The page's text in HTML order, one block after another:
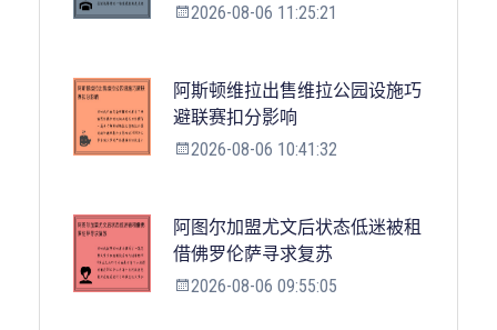
2026-08-06 11:25:21
阿斯顿维拉出售维拉公园设施巧
避联赛扣分影响
2026-08-06 10:41:32
阿图尔加盟尤文后状态低迷被租
借佛罗伦萨寻求复苏
2026-08-06 09:55:05